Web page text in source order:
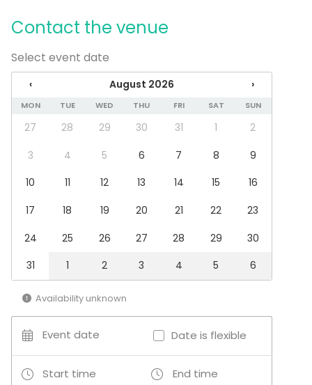
Equipment
Stage
Furniture
Games
Dinnerware
Kitchen for customer
Disco ball :)
Event types
Party
Dinner / Lunch
Conference / Seminar
Christmas Party
Team building / Recreation
Venue type
Banquet hall
Multi-purpose event space
Contact the venue
Select event date
‹ August 2026 ›
MON TUE WED THU FRI SAT SUN
27 28 29 30 31 1
2
3
4 5 6 7 8
9
10
11 12 13 14 15
16
17
18 19 20 21 22
23
24
25 26 27 28 29
30
31
1 2 3 4 5 6
Availability unknown
Event date Date is flexible
Start time End time